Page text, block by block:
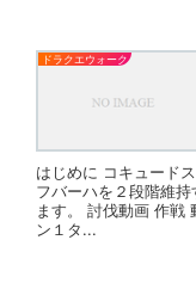
ドラクエウォーク
はじめに コキュード
フバーハを２段階維
ます。 討伐動画 作戦
ン１タ...